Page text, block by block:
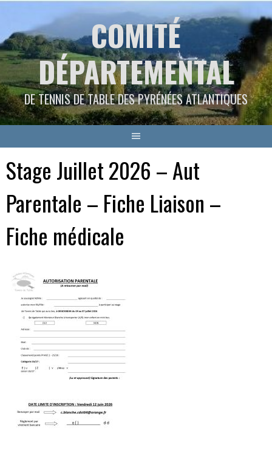
contenu
COMITÉ
DÉPARTEMENTAL
DE TENNIS DE TABLE DES PYRÉNÉES ATLANTIQUES
Stage Juillet 2026 – Aut
Parentale – Fiche Liaison –
Fiche médicale